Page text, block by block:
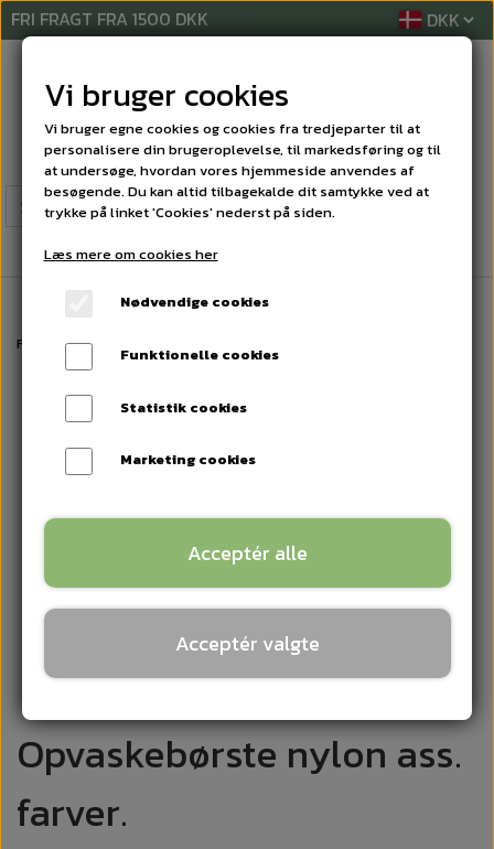
FRI FRAGT FRA 1500 DKK
Forside RENGØRINGSREKVISITTER
Opvaskebørste nylon ass.
farver.
Vi bruger cookies
Vi bruger egne cookies og cookies fra tredjeparter til at
personalisere din brugeroplevelse, til markedsføring og til
at undersøge, hvordan vores hjemmeside anvendes af
besøgende. Du kan altid tilbagekalde dit samtykke ved at
trykke på linket 'Cookies' nederst på siden.
Læs mere om cookies her
Nødvendige cookies
Funktionelle cookies
Statistik cookies
Marketing cookies
Acceptér alle
Acceptér valgte